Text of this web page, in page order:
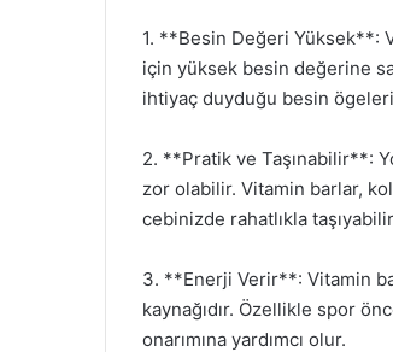
1. **Besin Değeri Yüksek**:
için yüksek besin değerine
ihtiyaç duyduğu besin
2. **Pratik ve Taşınabilir**:
zor olabilir. Vitamin barlar,
cebinizde rahatlıkla
3. **Enerji Verir**: Vitamin
kaynağıdır. Özellikle spor
onarımına yardımcı olur.